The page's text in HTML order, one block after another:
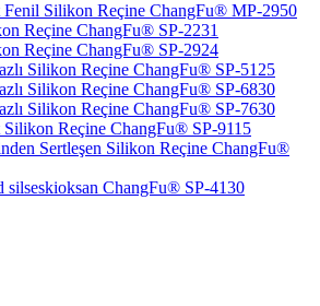
Fenil Silikon Reçine ChangFu® MP-2950
Reçine ChangFu® SP-2231
Reçine ChangFu® SP-2924
Silikon Reçine ChangFu® SP-5125
Silikon Reçine ChangFu® SP-6830
Silikon Reçine ChangFu® SP-7630
Silikon Reçine ChangFu® SP-9115
Sertleşen Silikon Reçine ChangFu®
silseskioksan ChangFu® SP-4130